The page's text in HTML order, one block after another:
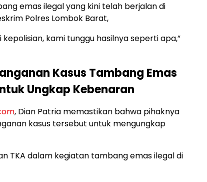
emas ilegal yang kini telah berjalan di
Polres Lombok Barat,
kami tunggu hasilnya seperti apa,”
Kasus Tambang Emas
Ungkap Kebenaran
, Dian Patria memastikan bahwa pihaknya
kasus tersebut untuk mengungkap
TKA dalam kegiatan tambang emas ilegal di